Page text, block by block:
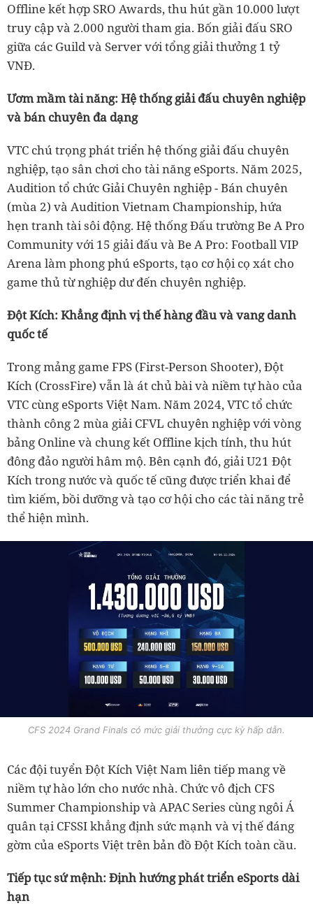
Offline kết hợp SRO Awards, thu hút gần 10.000 lượt
truy cập và 2.000 người tham gia. Bốn giải đấu SRO
giữa các Guild và Server với tổng giải thưởng 1 tỷ
VNĐ.
Ươm mầm tài năng: Hệ thống giải đấu chuyên nghiệp
và bán chuyên đa dạng
VTC chú trọng phát triển hệ thống giải đấu chuyên
nghiệp, tạo sân chơi cho tài năng eSports. Năm 2025,
Audition tổ chức Giải Chuyên nghiệp - Bán chuyên
(mùa 2) và Audition Vietnam Championship, hứa
hẹn tranh tài sôi động. Hệ thống Đấu trường Be A Pro
Community với 15 giải đấu và Be A Pro: Football VIP
Arena làm phong phú eSports, tạo cơ hội cọ xát cho
game thủ từ nghiệp dư đến chuyên nghiệp.
Đột Kích: Khẳng định vị thế hàng đầu và vang danh
quốc tế
Trong mảng game FPS (First-Person Shooter), Đột
Kích (CrossFire) vẫn là át chủ bài và niềm tự hào của
VTC cùng eSports Việt Nam. Năm 2024, VTC tổ chức
thành công 2 mùa giải CFVL chuyên nghiệp với vòng
bảng Online và chung kết Offline kịch tính, thu hút
đông đảo người hâm mộ. Bên cạnh đó, giải U21 Đột
Kích trong nước và quốc tế cũng được triển khai để
tìm kiếm, bồi dưỡng và tạo cơ hội cho các tài năng trẻ
thể hiện mình.
CFS 2024 Grand Finals có mức giải thưởng cực kỳ hấp dẫn.
Các đội tuyển Đột Kích Việt Nam liên tiếp mang về
niềm tự hào lớn cho nước nhà. Chức vô địch CFS
Summer Championship và APAC Series cùng ngôi Á
quân tại CFSSI khẳng định sức mạnh và vị thế đáng
gờm của eSports Việt trên bản đồ Đột Kích toàn cầu.
Tiếp tục sứ mệnh: Định hướng phát triển eSports dài
hạn